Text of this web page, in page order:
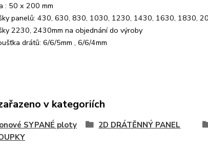
: 50 x 200 mm
panelů: 430, 630, 830, 1030, 1230, 1430, 1630, 1830,
2230, 2430mm na objednání do výroby
drátů: 6/6/5mm , 6/6/4mm
v kategoriích
SYPANÉ ploty
2D DRÁTĚNNÝ PANEL